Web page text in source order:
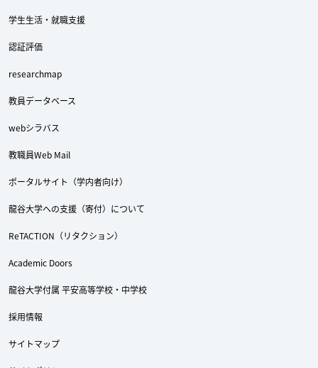
学生生活・就職支援
認証評価
researchmap
教員データベース
webシラバス
教職員Web Mail
ポータルサイト（学内者向け）
龍谷大学への支援（寄付）について
ReTACTION（リタクション）
Academic Doors
龍谷大学付属 平安高等学校・中学校
採用情報
サイトマップ